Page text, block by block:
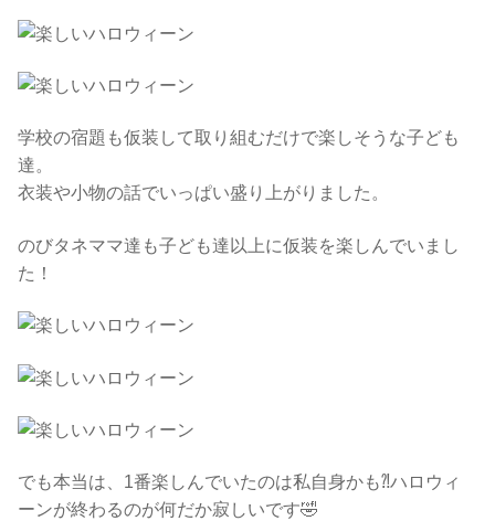
学校の宿題も仮装して取り組むだけで楽しそうな子ども
達。
衣装や小物の話でいっぱい盛り上がりました。
のびタネママ達も子ども達以上に仮装を楽しんでいまし
た！
でも本当は、1番楽しんでいたのは私自身かも⁈ハロウィ
ーンが終わるのが何だか寂しいです🤣